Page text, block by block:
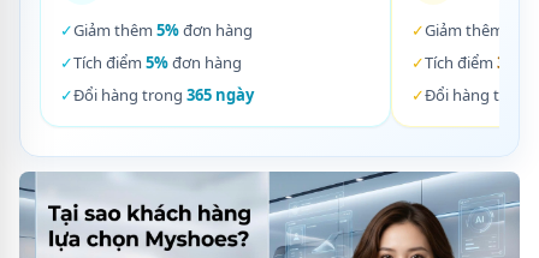
✓Giảm thêm 5%đơn hàng
✓Tích điểm 5%đơn hàng
✓Đổi hàng trong 365 ngày
✓Giảm thêm
✓Tích điểm 3%
✓Đổi hàng trong